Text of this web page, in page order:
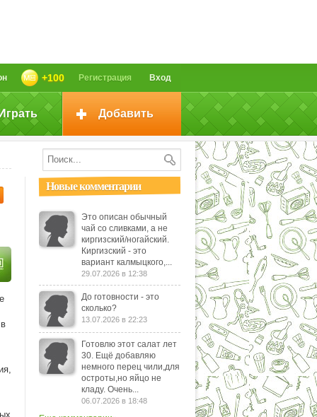
Вход
Регистрация
+100
Добавить
Новые комментарии
Это описан обычный
чай со сливками, а не
киргизский/ногайский.
Киргизский - это
вариант калмыцкого,...
29.07.2026 в 12:38
До готовности - это
сколько?
13.07.2026 в 22:23
Готовлю этот салат лет
30. Ещё добавляю
немного перец чили,для
остроты,но яйцо не
кладу. Очень...
06.07.2026 в 18:48